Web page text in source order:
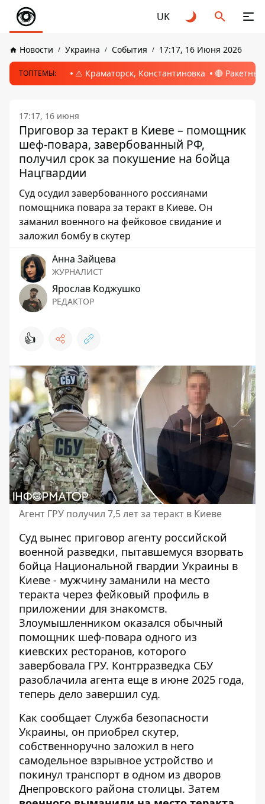
UK
Новости Украина События 17:17, 16 Июня 2026
ТОПТЕМЫ: ⚠️ Краматорск, Константиновка 🔴
17:17, 16 июня
Приговор за теракт в Киеве – помощник
шеф-повара, завербованный РФ,
получил срок за покушение на бойца
Нацгвардии
Суд осудил завербованного россиянами
помощника повара за теракт в Киеве. Он
заманил военного на фейковое свидание и
заложил бомбу в скутер
Анна Зайцева
ЖУРНАЛИСТ
Ярослав Коджушко
РЕДАКТОР
👍
Агент ГРУ получил 7,5 лет за теракт в Киеве
Суд вынес приговор агенту российской
военной разведки, пытавшемуся взорвать
бойца Национальной гвардии Украины в
Киеве - мужчину заманили на место
теракта через фейковый профиль в
приложении для знакомств.
Злоумышленником оказался обычный
помощник шеф-повара одного из
киевских ресторанов, которого
завербовала ГРУ. Контрразведка СБУ
разоблачила агента еще в июне 2025 года,
теперь дело завершил суд.
Как сообщает Служба безопасности
Украины, он приобрел скутер,
собственноручно заложил в него
самодельное взрывное устройство и
покинул транспорт в одном из дворов
Днепровского района столицы. Затем